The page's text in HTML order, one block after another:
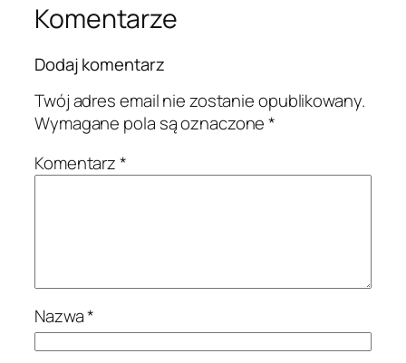
Komentarze
Dodaj komentarz
Twój adres email nie zostanie opublikowany.
Wymagane pola są oznaczone*
Komentarz*
Nazwa*